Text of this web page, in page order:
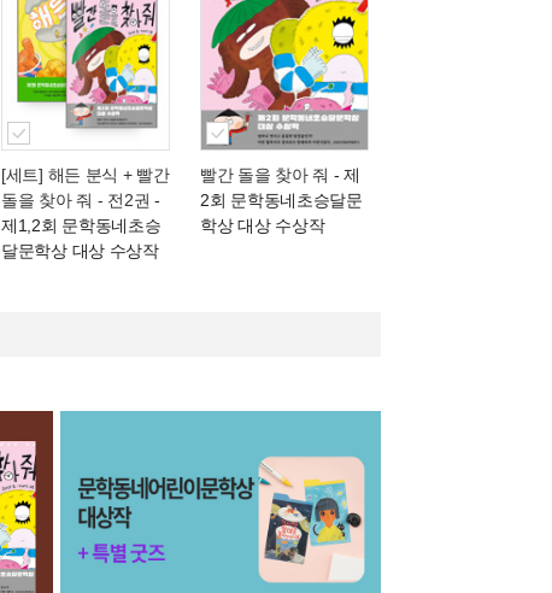
[세트] 해든 분식 + 빨간
돌을 찾아 줘 - 전2권 -
제1,2회 문학동네초승
달문학상 대상 수상작
빨간 돌을 찾아 줘 - 제
2회 문학동네초승달문
학상 대상 수상작